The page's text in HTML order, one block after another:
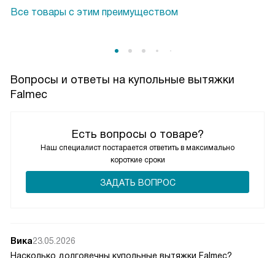
Все товары с этим преимуществом
Вопросы и ответы на купольные вытяжки
Falmec
Есть вопросы о товаре?
Наш специалист постарается ответить в максимально
короткие сроки
ЗАДАТЬ ВОПРОС
Вика23.05.2026
Насколько долговечны купольные вытяжки Falmec?